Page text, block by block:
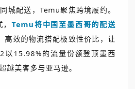
城配送，Temu聚焦跨境履约。
，Temu将中国至墨西哥的配送
高效的物流搭配极致性价比，让
以15.98%的流量份额登顶墨西
越美客多与亚马逊。